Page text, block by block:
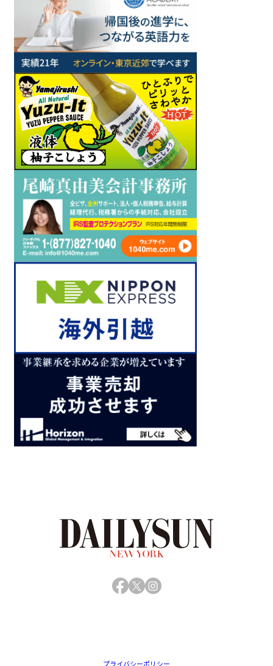
Facebook
X Instagram
プライバシーポリシー